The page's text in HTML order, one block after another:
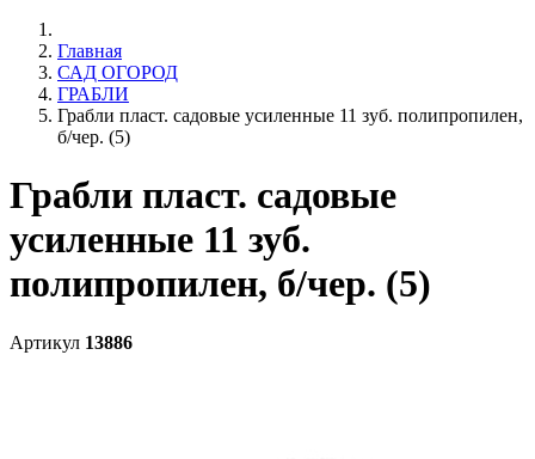
Главная
САД ОГОРОД
ГРАБЛИ
Грабли пласт. садовые усиленные 11 зуб. полипропилен,
б/чер. (5)
Грабли пласт. садовые
усиленные 11 зуб.
полипропилен, б/чер. (5)
Артикул 13886